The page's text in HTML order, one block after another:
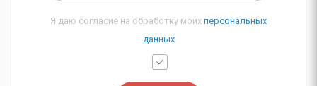
Я даю согласие на обработку моих персональных
данных